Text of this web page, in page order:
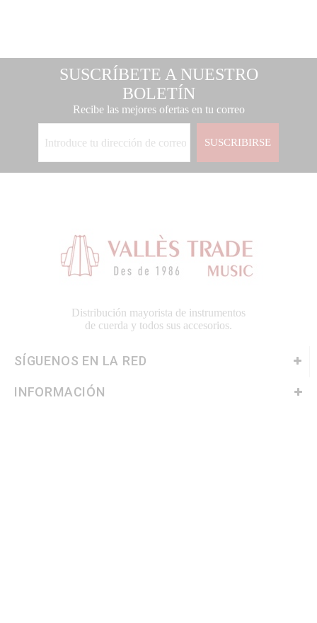
SUSCRÍBETE A NUESTRO
BOLETÍN
Recibe las mejores ofertas en tu correo
SUSCRIBIRSE
Distribución mayorista de instrumentos
de cuerda y todos sus accesorios.
SÍGUENOS EN LA RED
INFORMACIÓN